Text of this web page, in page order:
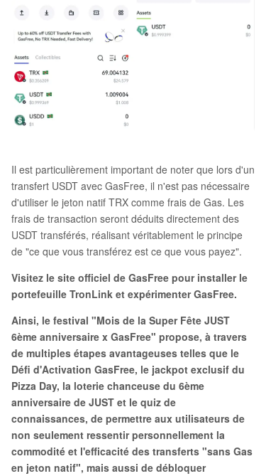
Il est particulièrement important de noter que lors d'un
transfert USDT avec GasFree, il n'est pas nécessaire
d'utiliser le jeton natif TRX comme frais de Gas. Les
frais de transaction seront déduits directement des
USDT transférés, réalisant véritablement le principe
de "ce que vous transférez est ce que vous payez".
Visitez le site officiel de GasFree pour installer le
portefeuille TronLink et expérimenter GasFree.
Ainsi, le festival "Mois de la Super Fête JUST
6ème anniversaire x GasFree" propose, à travers
de multiples étapes avantageuses telles que le
Défi d'Activation GasFree, le jackpot exclusif du
Pizza Day, la loterie chanceuse du 6ème
anniversaire de JUST et le quiz de
connaissances, de permettre aux utilisateurs de
non seulement ressentir personnellement la
commodité et l'efficacité des transferts "sans Gas
en jeton natif", mais aussi de débloquer